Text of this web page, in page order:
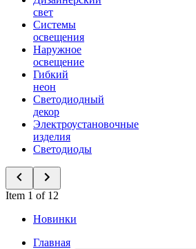
свет
Системы
освещения
Наружное
освещение
Гибкий
неон
Светодиодный
декор
Электроустановочные
изделия
Светодиоды
Item 1 of 12
Новинки
Главная